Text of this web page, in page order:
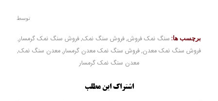
توسط
برچسب ها: سنگ نمک فروش,فروش سنگ نمک,فروش سنگ نمک گرمسار,
فروش سنگ نمک معدن, فروش سنگ نمک معدن گرمسار, معدن سنگ نمک,
معدن سنگ نمک گرمسار
اشتراک این مطلب